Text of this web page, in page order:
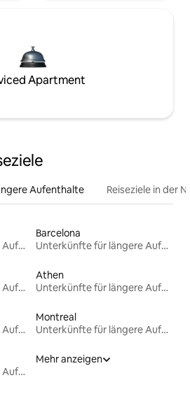
Apartment
Aufenthalte Reiseziele in der
Unterkünfte für längere Aufenthalte
Barcelona
Unterkünfte für längere Aufenthalte
Unterkünfte für längere Aufenthalte
Athen
Unterkünfte für längere Aufenthalte
Unterkünfte für längere Aufenthalte
Montreal
Unterkünfte für längere Aufenthalte
Unterkünfte für längere Aufenthalte
Mehr anzeigen